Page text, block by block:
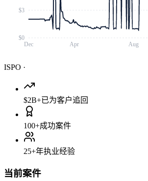
Dec Apr Aug
$0
$3
ISPO ·
$2B+已为客户追回
100+成功案件
25+年执业经验
当前案件